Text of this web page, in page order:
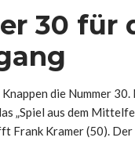
30 für
die Nummer
„Spiel aus dem
Frank Kramer (50).